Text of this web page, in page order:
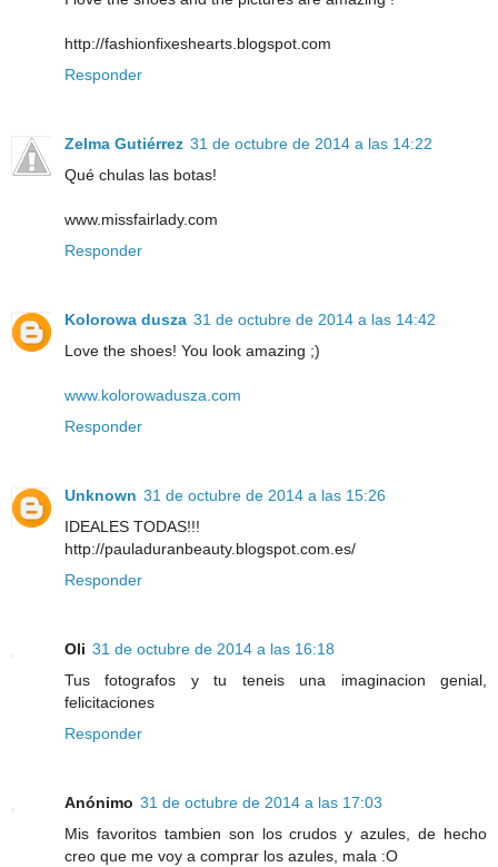
http://fashionfixeshearts.blogspot.com
Responder
Zelma Gutiérrez 31 de octubre de 2014 a las 14:22
Qué chulas las botas!
www.missfairlady.com
Responder
Kolorowa dusza 31 de octubre de 2014 a las 14:42
Love the shoes! You look amazing ;)
www.kolorowadusza.com
Responder
Unknown 31 de octubre de 2014 a las 15:26
IDEALES TODAS!!!
http://pauladuranbeauty.blogspot.com.es/
Responder
Oli 31 de octubre de 2014 a las 16:18
Tus fotografos y tu teneis una imaginacion genial,
felicitaciones
Responder
Anónimo 31 de octubre de 2014 a las 17:03
Mis favoritos tambien son los crudos y azules, de hecho
creo que me voy a comprar los azules, mala :O